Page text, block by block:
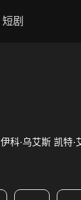
短剧
伊科·乌艾斯 凯特·